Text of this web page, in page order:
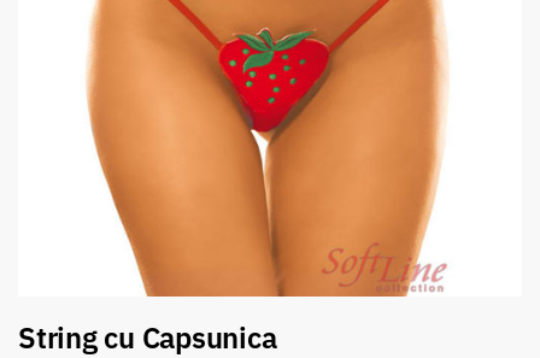
String cu Capsunica